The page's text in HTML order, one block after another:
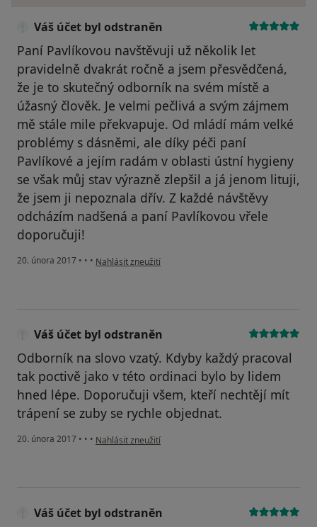
Váš účet byl odstraněn
Paní Pavlíkovou navštěvuji už několik let
pravidelně dvakrát ročně a jsem přesvědčená,
že je to skutečný odborník na svém místě a
úžasný člověk. Je velmi pečlivá a svým zájmem
mě stále mile překvapuje. Od mládí mám velké
problémy s dásněmi, ale díky péči paní
Pavlíkové a jejím radám v oblasti ústní hygieny
se však můj stav výrazně zlepšil a já jenom lituji,
že jsem ji nepoznala dřív. Z každé návštěvy
odcházím nadšená a paní Pavlíkovou vřele
doporučuji!
20. února 2017 • • • podle názoru uživatele Váš účet byl odstraněn
Nahlásit zneužití
Váš účet byl odstraněn
Odborník na slovo vzatý. Kdyby každý pracoval
tak poctivě jako v této ordinaci bylo by lidem
hned lépe. Doporučuji všem, kteří nechtějí mít
trápení se zuby se rychle objednat.
20. února 2017 • • • podle názoru uživatele Váš účet byl odstraněn
Nahlásit zneužití
Váš účet byl odstraněn